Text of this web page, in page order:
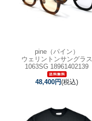
pine（パイン）
ウェリントンサングラス
1063SG 18961402139
48,400円(税込)